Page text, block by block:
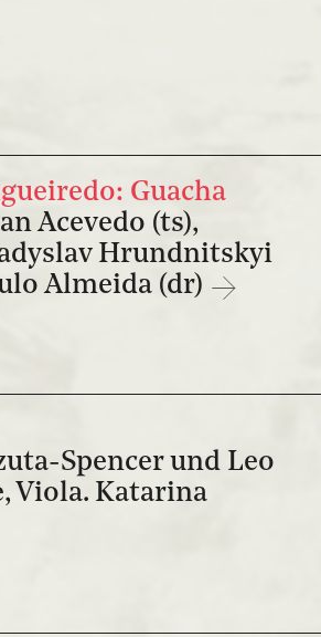
Guacha
Acevedo (ts),
Hrundnitskyi
Almeida (dr)
Spencer und Leo
Viola. Katarina